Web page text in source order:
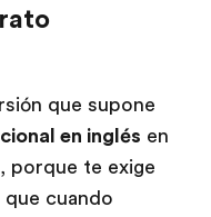
que supone
en inglés en
porque te exige
cuando